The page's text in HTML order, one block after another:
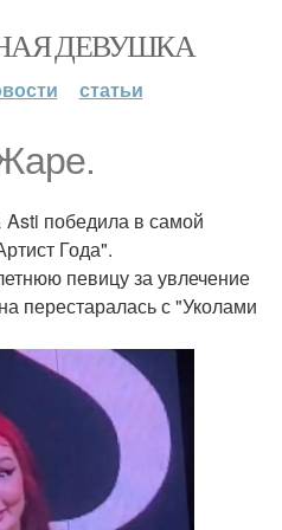
ДЕВУШКА
статьи
Asti победила в самой
Года".
певицу за увлечение
перестаралась с "Уколами